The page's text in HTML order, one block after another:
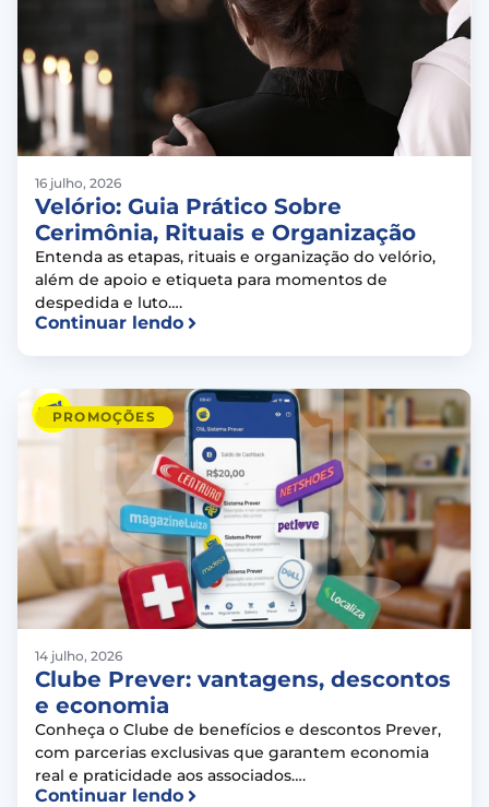
16 julho, 2026
Velório: Guia Prático Sobre
Cerimônia, Rituais e Organização
Entenda as etapas, rituais e organização do velório,
além de apoio e etiqueta para momentos de
despedida e luto….
Continuar lendo
PROMOÇÕES
14 julho, 2026
Clube Prever: vantagens, descontos
e economia
Conheça o Clube de benefícios e descontos Prever,
com parcerias exclusivas que garantem economia
real e praticidade aos associados….
Continuar lendo